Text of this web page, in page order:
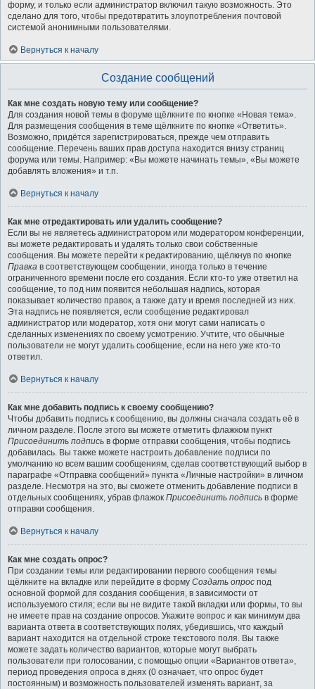
форму, и только если администратор включил такую возможность. Это
сделано для того, чтобы предотвратить злоупотребления почтовой
системой анонимными пользователями.
Вернуться к началу
Создание сообщений
Как мне создать новую тему или сообщение?
Для создания новой темы в форуме щёлкните по кнопке «Новая тема».
Для размещения сообщения в теме щёлкните по кнопке «Ответить».
Возможно, придётся зарегистрироваться, прежде чем отправить
сообщение. Перечень ваших прав доступа находится внизу страниц
форума или темы. Например: «Вы можете начинать темы», «Вы можете
добавлять вложения» и т.п.
Вернуться к началу
Как мне отредактировать или удалить сообщение?
Если вы не являетесь администратором или модератором конференции,
вы можете редактировать и удалять только свои собственные
сообщения. Вы можете перейти к редактированию, щёлкнув по кнопке
Правка в соответствующем сообщении, иногда только в течение
ограниченного времени после его создания. Если кто-то уже ответил на
сообщение, то под ним появится небольшая надпись, которая
показывает количество правок, а также дату и время последней из них.
Эта надпись не появляется, если сообщение редактировал
администратор или модератор, хотя они могут сами написать о
сделанных изменениях по своему усмотрению. Учтите, что обычные
пользователи не могут удалить сообщение, если на него уже кто-то
ответил.
Вернуться к началу
Как мне добавить подпись к своему сообщению?
Чтобы добавить подпись к сообщению, вы должны сначала создать её в
личном разделе. После этого вы можете отметить флажком пункт
Присоединить подпись в форме отправки сообщения, чтобы подпись
добавилась. Вы также можете настроить добавление подписи по
умолчанию ко всем вашим сообщениям, сделав соответствующий выбор в
параграфе «Отправка сообщений» пункта «Личные настройки» в личном
разделе. Несмотря на это, вы сможете отменить добавление подписи в
отдельных сообщениях, убрав флажок Присоединить подпись в форме
отправки сообщения.
Вернуться к началу
Как мне создать опрос?
При создании темы или редактировании первого сообщения темы
щёлкните на вкладке или перейдите в форму Создать опрос под
основной формой для создания сообщения, в зависимости от
используемого стиля; если вы не видите такой вкладки или формы, то вы
не имеете прав на создание опросов. Укажите вопрос и как минимум два
варианта ответа в соответствующих полях, убедившись, что каждый
вариант находится на отдельной строке текстового поля. Вы также
можете задать количество вариантов, которые могут выбрать
пользователи при голосовании, с помощью опции «Вариантов ответа»,
период проведения опроса в днях (0 означает, что опрос будет
постоянным) и возможность пользователей изменять вариант, за